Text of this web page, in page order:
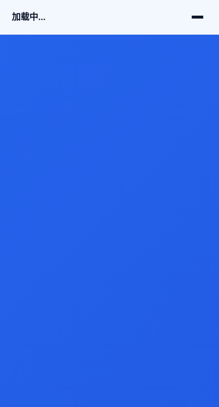
加载中...